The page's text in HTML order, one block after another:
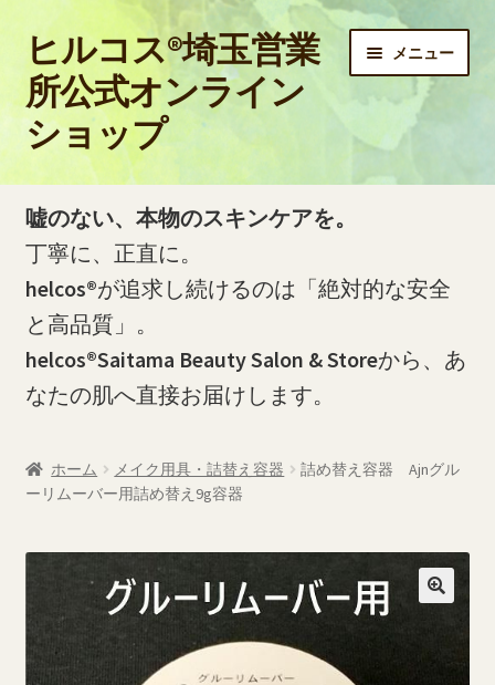
ナ
ビ
ゲ
ー
シ
ン
へ
ス
キ
ッ
コ
ン
テ
ン
ツ
ス
キ
ッ
プ
ヒルコス®埼玉営業
所公式オンライン
ショップ
メニュー
ホーム
PayPay銀行の口座開設およびお振込方法について
PayPay銀行の振込明細（PDF）をダウンロードする方法
お問い合わせ
ご利用ガイド
プライバシーポリシー
マイページ
嘘のない、本物のスキンケアを。
丁寧に、正直に。
helcos®が追求し続けるのは「絶対的な安全
と高品質」。
helcos®Saitama Beauty Salon & Storeから、あ
なたの肌へ直接お届けします。
ホーム メイク用具・詰替え容器
詰め替え容器 Ajnグル
ーリムーバー用詰め替え9g容器